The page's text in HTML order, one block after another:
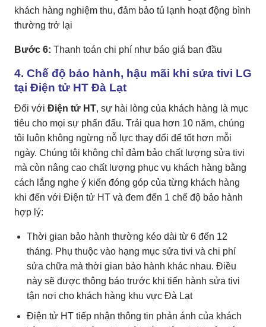
khách hàng nghiệm thu, đảm bảo tủ lạnh hoạt động bình
thường trở lại
Bước 6: Thanh toán chi phí như báo giá ban đầu
4. Chế độ bảo hành, hậu mãi khi sửa tivi LG
tại Điện tử HT Đà Lạt
Đối với Điện tử HT, sự hài lòng của khách hàng là mục
tiêu cho mọi sự phấn đấu. Trải qua hơn 10 năm, chúng
tôi luôn không ngừng nỗ lực thay đổi để tốt hơn mỗi
ngày. Chúng tôi không chỉ đảm bảo chất lượng sửa tivi
mà còn nâng cao chất lượng phục vụ khách hàng bằng
cách lắng nghe ý kiến đóng góp của từng khách hàng
khi đến với Điện tử HT và đem đến 1 chế độ bảo hành
hợp lý:
Thời gian bảo hành thường kéo dài từ 6 đến 12
tháng. Phụ thuộc vào hạng mục sửa tivi và chi phí
sửa chữa mà thời gian bảo hành khác nhau. Điều
này sẽ được thông báo trước khi tiến hành sửa tivi
tận nơi cho khách hàng khu vực Đà Lạt
Điện tử HT tiếp nhận thông tin phản ánh của khách